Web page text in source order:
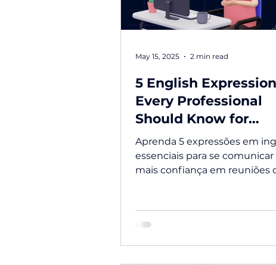
5 English
Every Professional
Should Know for
Meetings
Aprenda 5 expressões em
essenciais para se comunicar
mais confiança em reuniões
May 15, 2025 2 min read